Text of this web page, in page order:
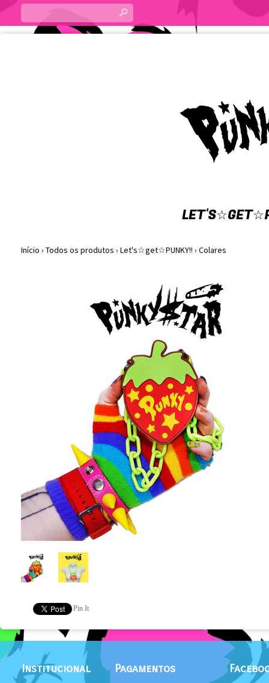
s
Início › Todos os produtos › Let's☆get☆PUNKY!! › Colares
Pin It
Institucional Pagamentos